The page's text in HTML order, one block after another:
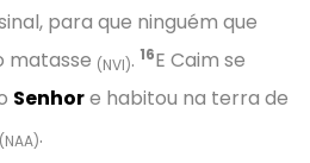
para que ninguém que
matasse (NVI). 16E Caim se
Senhore habitou na terra de
(NAA).